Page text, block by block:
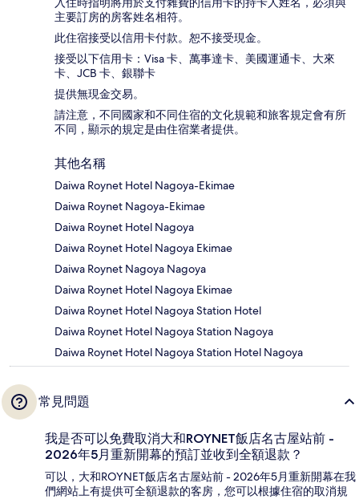
主要訂房的房客姓名相符。
此住宿接受以信用卡付款。恕不接受現金。
接受以下信用卡：Visa 卡、萬事達卡、美國運通卡、大來
卡、JCB 卡、銀聯卡
提供無現金交易。
請注意，不同國家和不同住宿的文化規範和旅客規定會有所
不同，顯示的規定是由住宿業者提供。
其他名稱
Daiwa Roynet Hotel Nagoya-Ekimae
Daiwa Roynet Nagoya-Ekimae
Daiwa Roynet Hotel Nagoya
Daiwa Roynet Hotel Nagoya Ekimae
Daiwa Roynet Nagoya Nagoya
Daiwa Roynet Hotel Nagoya Ekimae
Daiwa Roynet Hotel Nagoya Station Hotel
Daiwa Roynet Hotel Nagoya Station Nagoya
Daiwa Roynet Hotel Nagoya Station Hotel Nagoya
常見問題
我是否可以免費取消大和ROYNET飯店名古屋站前 -
2026年5月重新開幕的預訂並收到全額退款？
可以，大和ROYNET飯店名古屋站前 - 2026年5月重新開幕在我
們網站上有提供可全額退款的客房，您可以根據住宿的取消規